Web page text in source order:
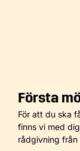
Första
För att du ska
finns vi med
rådgivning